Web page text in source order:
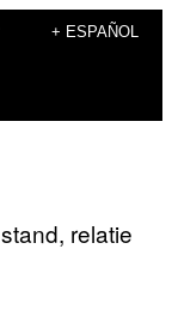
+ ESPAÑOL